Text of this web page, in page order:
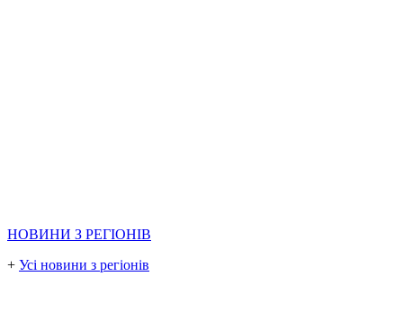
НОВИНИ З РЕГІОНІВ
+ Усі новини з регіонів